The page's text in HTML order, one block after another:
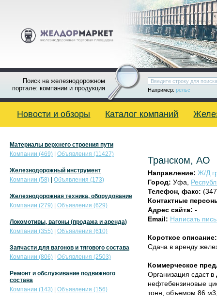
Поиск на железнодорожном
портале: компании и продукция
Например: рельс
Новости и обзоры Каталог компаний
Транском, АО
Направление: Ж/Д
Город: Уфа,
Телефон, факс:
Контактные
Адрес сайта: -
Email: Написать
Короткое описание:
Сдача в аренду
Коммерческое
Организация сдаст
нефтебензиновые
тонн, объемом 86 м3,
Материалы верхнего строения пути
Компании (469)
Объявления (11427)
Железнодорожный инструмент
Компании (58)
Объявления (173)
Железнодорожная техника, оборудование
Компании (279)
Объявления (629)
Локомотивы, вагоны (продажа и аренда)
Компании (355)
Объявления (610)
Запчасти для вагонов и тягового состава
Компании (806)
Объявления (2503)
Ремонт и обслуживание подвижного
состава
Компании (143)
Объявления (156)